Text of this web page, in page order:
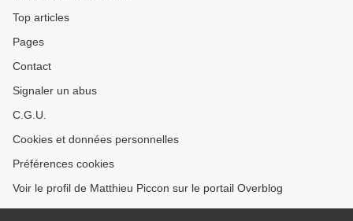
Top articles
Pages
Contact
Signaler un abus
C.G.U.
Cookies et données personnelles
Préférences cookies
Voir le profil de Matthieu Piccon sur le portail Overblog